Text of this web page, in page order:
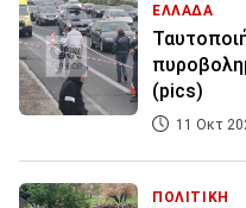
ΕΛΛΑΔΑ
(pics)
11 Οκτ
ΠΟΛΙΤΙΚΗ